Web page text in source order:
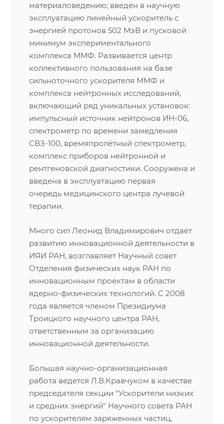
материаловедению; введён в научную
эксплуатацию линейный ускоритель с
энергией протонов 502 МэВ и пусковой
минимум экспериментального
комплекса ММФ. Развивается центр
коллективного пользования на базе
сильноточного ускорителя ММФ и
комплекса нейтронных исследований,
включающий ряд уникальных установок:
импульсный источник нейтронов ИН-06,
спектрометр по времени замедления
СВЗ-100, времяпролётный спектрометр,
комплекс приборов нейтронной и
рентгеновской диагностики. Сооружена и
введена в эксплуатацию первая
очередь медицинского центра лучевой
терапии.
Много сил Леонид Владимирович отдаёт
развитию инновационной деятельности в
ИЯИ РАН, возглавляет Научный совет
Отделения физических наук РАН по
инновационным проектам в области
ядерно-физических технологий. С 2008
года является членом Президиума
Троицкого научного центра РАН,
ответственным за организацию
инновационной деятельности.
Большая научно-организационная
работа ведется Л.В.Кравчуком в качестве
председателя секции "Ускорители низких
и средних энергий" Научного совета РАН
по ускорителям заряженных частиц,